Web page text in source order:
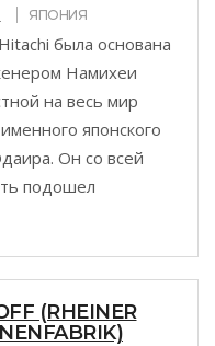
ЯПОНИЯ
была основана
Намихеи
на весь мир
японского
Он со всей
подошел
(RHEINER